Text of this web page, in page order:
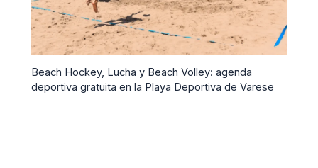
Beach Hockey, Lucha y Beach Volley: agenda
deportiva gratuita en la Playa Deportiva de Varese